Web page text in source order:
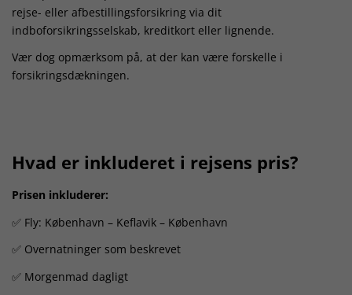
rejse- eller afbestillingsforsikring via dit
indboforsikringsselskab, kreditkort eller lignende.
Vær dog opmærksom på, at der kan være forskelle i
forsikringsdækningen.
Hvad er inkluderet i rejsens pris?
Prisen inkluderer:
✅ Fly: København – Keflavik – København
✅ Overnatninger som beskrevet
✅ Morgenmad dagligt